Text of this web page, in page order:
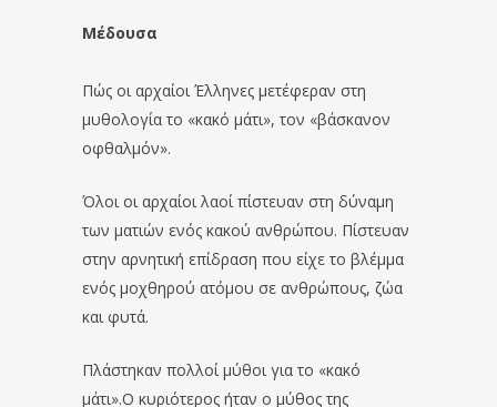
Μέδουσα
Πώς οι αρχαίοι Έλληνες μετέφεραν στη
μυθολογία το «κακό μάτι», τον «βάσκανον
οφθαλμόν».
Όλοι οι αρχαίοι λαοί πίστευαν στη δύναμη
των ματιών ενός κακού ανθρώπου. Πίστευαν
στην αρνητική επίδραση που είχε το βλέμμα
ενός μοχθηρού ατόμου σε ανθρώπους, ζώα
και φυτά.
Πλάστηκαν πολλοί μύθοι για το «κακό
μάτι».Ο κυριότερος ήταν ο μύθος της